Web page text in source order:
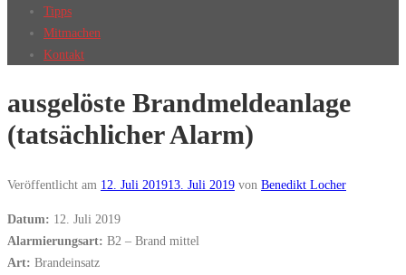
Tipps
Mitmachen
Kontakt
ausgelöste Brandmeldeanlage
(tatsächlicher Alarm)
Veröffentlicht am 12. Juli 201913. Juli 2019 von Benedikt Locher
Datum: 12. Juli 2019
Alarmierungsart: B2 – Brand mittel
Art: Brandeinsatz